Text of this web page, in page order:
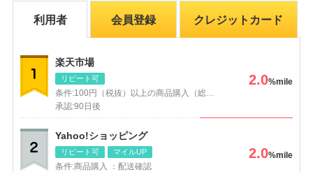
利用者 会員登録 クレジットカード
楽天市場
リピート可
条件:100円（税抜）以上の商品購入（総合）
承認:90日後
2.0%mile
Yahoo!ショッピング
リピート可 マイルUP
条件:商品購入 ：配送確認
2.0%mile